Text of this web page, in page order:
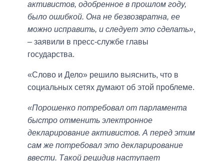
активистов, одобренное в прошлом году,
было ошибкой. Она не безвозвратна, ее
можно исправить, и следует это сделать»,
– заявили в пресс-службе главы
государства.
«Слово и Дело» решило выяснить, что в
социальных сетях думают об этой проблеме.
«Порошенко потребовал от парламента
быстро отменить электронное
декларирование активистов. А перед этим
сам же потребовал это декларирование
ввести. Такой рецидив наступает